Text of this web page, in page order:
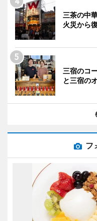
三茶の中
火災から
三宿のコ
と三宿の
フ